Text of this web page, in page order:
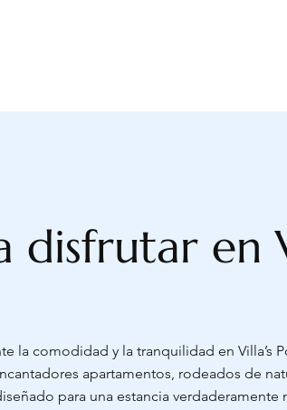
disfrutar en
la comodidad y la tranquilidad en Villa’s
apartamentos, rodeados de
para una estancia verdaderamente